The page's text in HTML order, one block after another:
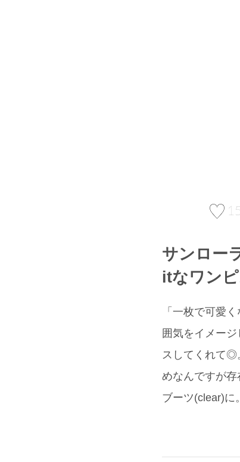
サンロー
itなワン
「一枚で可愛
囲気をイメー
スしてくれて◎
めなんですが
ブーツ(clear)に